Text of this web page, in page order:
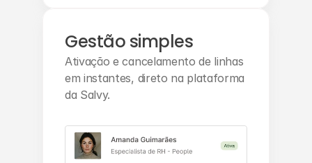
Gestão simples
Ativação e cancelamento de linhas
em instantes, direto na plataforma
da Salvy.